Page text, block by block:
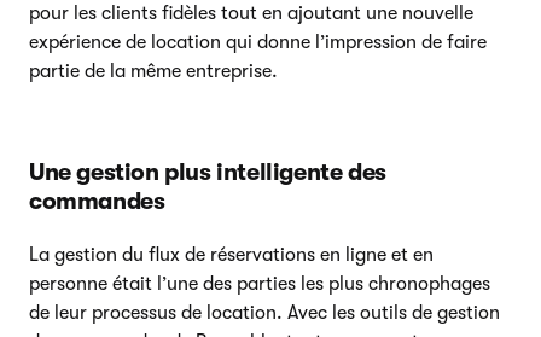
pour les clients fidèles tout en ajoutant une nouvelle
expérience de location qui donne l’impression de faire
partie de la même entreprise.
Une gestion plus intelligente des
commandes
La gestion du flux de réservations en ligne et en
personne était l’une des parties les plus chronophages
de leur processus de location. Avec les outils de gestion